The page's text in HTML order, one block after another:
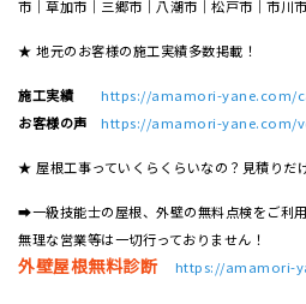
市｜草加市｜三郷市｜八潮市｜松⼾市｜市川
★ 地元のお客様の施工実績多数掲載！
施工実績
https://amamori-yane.com/
お客様の声
https://amamori-yane.com/
★ 屋根工事っていくらくらいなの？見積りだ
➡一級技能士の屋根、外壁の無料点検をご利
無理な営業等は一切行っておりません！
外壁屋根無料診断 https://amamori-